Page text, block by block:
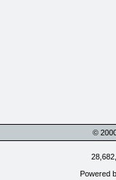
©
Powered